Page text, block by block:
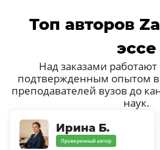
Топ авторов
эссе
Над заказами
подтвержденным опытом в
преподавателей вузов до
наук.
Ирина Б.
Проверенный автор